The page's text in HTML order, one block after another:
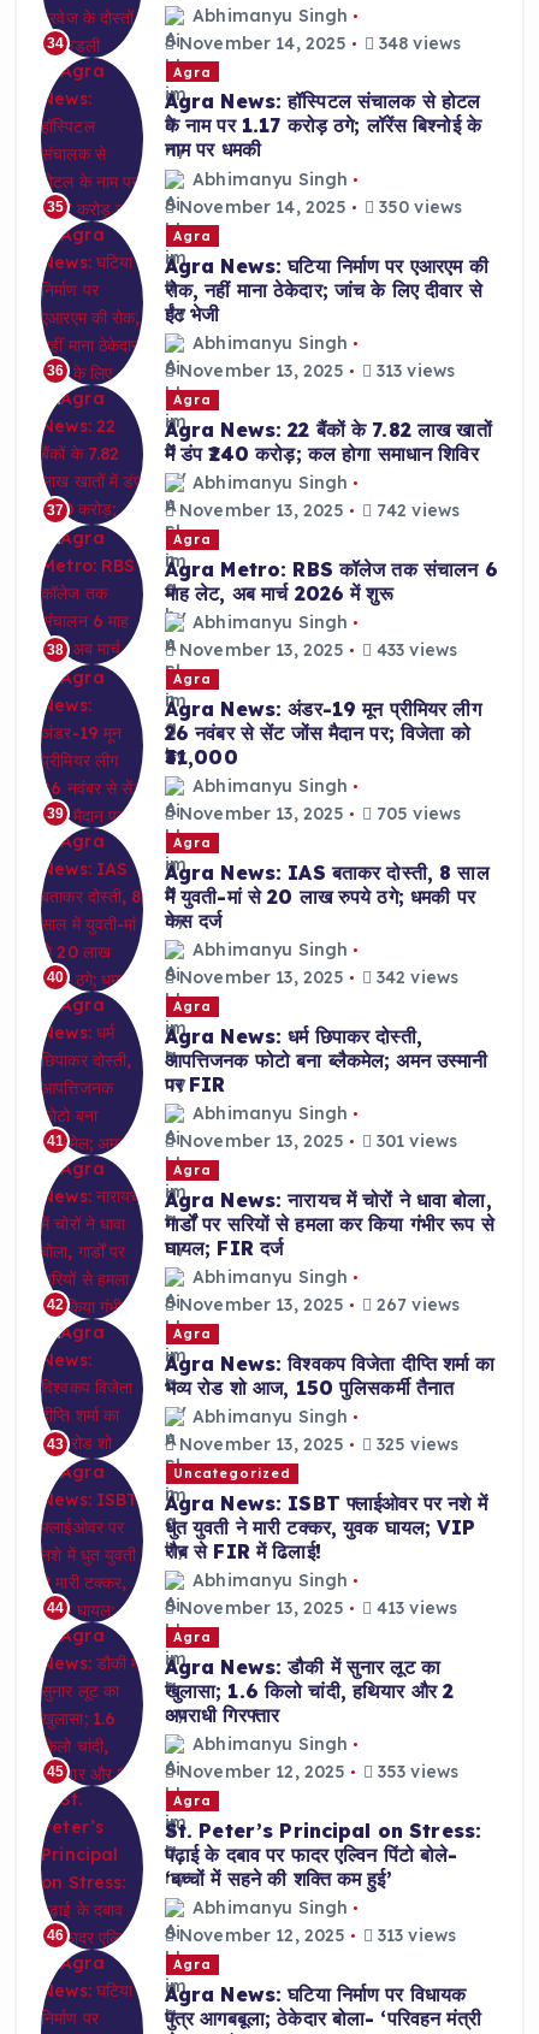
34
Abhimanyu Singh
November 14, 2025
348 views
35
Agra
Agra News: हॉस्पिटल संचालक से होटल
के नाम पर 1.17 करोड़ ठगे; लॉरेंस बिश्नोई के
नाम पर धमकी
Abhimanyu Singh
November 14, 2025
350 views
36
Agra
Agra News: घटिया निर्माण पर एआरएम की
रोक, नहीं माना ठेकेदार; जांच के लिए दीवार से
ईंट भेजी
Abhimanyu Singh
November 13, 2025
313 views
37
Agra
Agra News: 22 बैंकों के 7.82 लाख खातों
में डंप ₹240 करोड़; कल होगा समाधान शिविर
Abhimanyu Singh
November 13, 2025
742 views
38
Agra
Agra Metro: RBS कॉलेज तक संचालन 6
माह लेट, अब मार्च 2026 में शुरू
Abhimanyu Singh
November 13, 2025
433 views
39
Agra
Agra News: अंडर-19 मून प्रीमियर लीग
26 नवंबर से सेंट जोंस मैदान पर; विजेता को
₹31,000
Abhimanyu Singh
November 13, 2025
705 views
40
Agra
Agra News: IAS बताकर दोस्ती, 8 साल
में युवती-मां से 20 लाख रुपये ठगे; धमकी पर
केस दर्ज
Abhimanyu Singh
November 13, 2025
342 views
41
Agra
Agra News: धर्म छिपाकर दोस्ती,
आपत्तिजनक फोटो बना ब्लैकमेल; अमन उस्मानी
पर FIR
Abhimanyu Singh
November 13, 2025
301 views
42
Agra
Agra News: नारायच में चोरों ने धावा बोला,
गार्डों पर सरियों से हमला कर किया गंभीर रूप से
घायल; FIR दर्ज
Abhimanyu Singh
November 13, 2025
267 views
43
Agra
Agra News: विश्वकप विजेता दीप्ति शर्मा का
भव्य रोड शो आज, 150 पुलिसकर्मी तैनात
Abhimanyu Singh
November 13, 2025
325 views
44
Uncategorized
Agra News: ISBT फ्लाईओवर पर नशे में
धुत युवती ने मारी टक्कर, युवक घायल; VIP
रौब से FIR में ढिलाई!
Abhimanyu Singh
November 13, 2025
413 views
45
Agra
Agra News: डौकी में सुनार लूट का
खुलासा; 1.6 किलो चांदी, हथियार और 2
अपराधी गिरफ्तार
Abhimanyu Singh
November 12, 2025
353 views
46
Agra
St. Peter’s Principal on Stress:
पढ़ाई के दबाव पर फादर एल्विन पिंटो बोले-
‘बच्चों में सहने की शक्ति कम हुई’
Abhimanyu Singh
November 12, 2025
313 views
Agra
Agra News: घटिया निर्माण पर विधायक
पुत्र आगबबूला; ठेकेदार बोला- ‘परिवहन मंत्री